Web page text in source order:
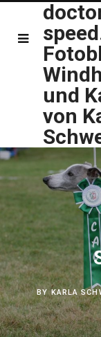
und
von
BYKARLA